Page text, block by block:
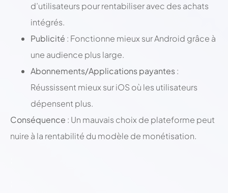
d’utilisateurs pour rentabiliser avec des achats
intégrés.
Publicité : Fonctionne mieux sur Android grâce à
une audience plus large.
Abonnements/Applications payantes:
Réussissent mieux sur iOS où les utilisateurs
dépensent plus.
Conséquence : Un mauvais choix de plateforme peut
nuire à la rentabilité du modèle de monétisation.